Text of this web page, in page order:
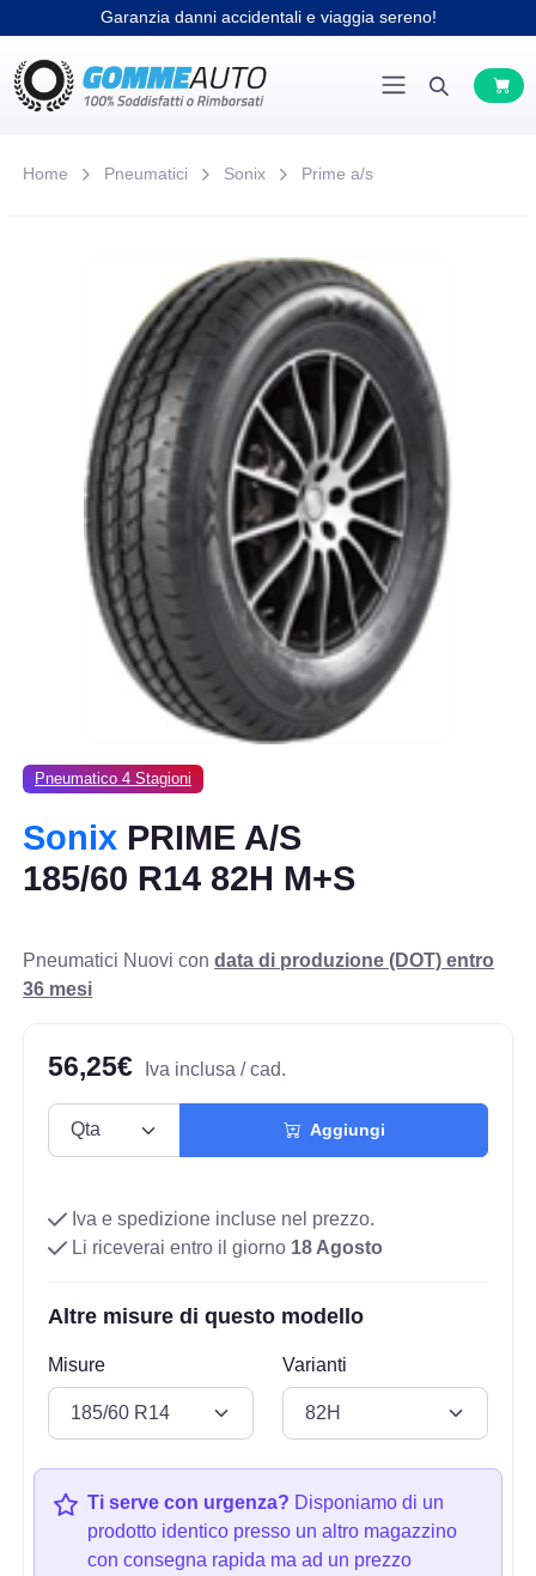
Garanzia danni accidentali e viaggia sereno!
Home Pneumatici Sonix Prime a/s
Pneumatico 4 Stagioni
Sonix PRIME A/S
185/60 R14 82H M+S
Pneumatici Nuovi condata di produzione (DOT) entro
36 mesi
56,25€ Iva inclusa / cad.
Aggiungi
Iva e spedizione incluse nel prezzo.
Li riceverai entro il giorno 18 Agosto
Altre misure di questo modello
Misure Varianti
Ti serve con urgenza? Disponiamo di un
prodotto identico presso un altro magazzino
con consegna rapida ma ad un prezzo